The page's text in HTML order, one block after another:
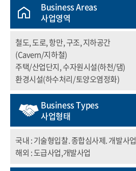
Business Areas
사업영역
철도, 도로, 항만, 구조, 지하공간
(Cavern/지하철)
주택/산업단지, 수자원시설(하천/댐)
환경시설(하수처리/토양오염정화)
Business Types
사업형태
국내 : 기술형입찰. 종합심사제. 개발사업
해외 : 도급사업,개발사업